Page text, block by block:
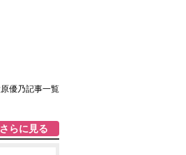
優乃記事一覧
さらに見る